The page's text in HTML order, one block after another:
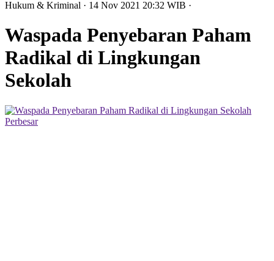
Hukum & Kriminal · 14 Nov 2021 20:32 WIB ·
Waspada Penyebaran Paham
Radikal di Lingkungan
Sekolah
Perbesar